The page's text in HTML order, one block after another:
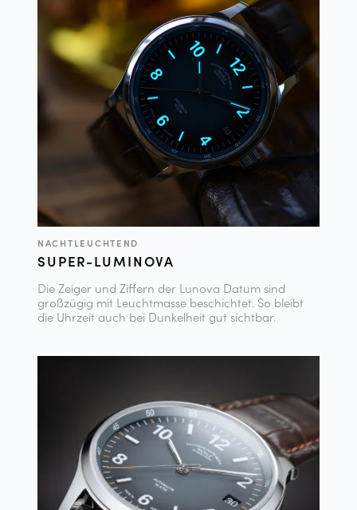
NACHTLEUCHTEND
SUPER-LUMINOVA
Die Zeiger und Ziffern der Lunova Datum sind
großzügig mit Leuchtmasse beschichtet. So bleibt
die Uhrzeit auch bei Dunkelheit gut sichtbar.